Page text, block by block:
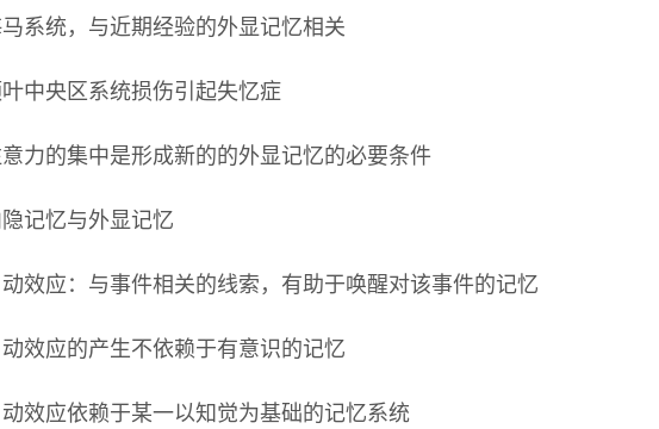
系统，与近期经验的外显记忆相关
中央区系统损伤引起失忆症
力的集中是形成新的的外显记忆的必要条件
记忆与外显记忆
效应：与事件相关的线索，有助于唤醒对该事件的记忆
效应的产生不依赖于有意识的记忆
效应依赖于某一以知觉为基础的记忆系统